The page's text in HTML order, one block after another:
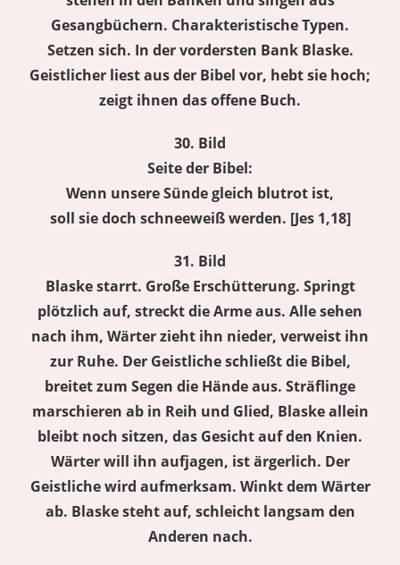
Gesangbüchern. Charakteristische Typen.
Setzen sich. In der vordersten Bank Blaske.
Geistlicher liest aus der Bibel vor, hebt sie hoch;
zeigt ihnen das offene Buch.
30. Bild
Seite der Bibel:
Wenn unsere Sünde gleich blutrot ist,
soll sie doch schneeweiß werden. [Jes 1,18]
31. Bild
Blaske starrt. Große Erschütterung. Springt
plötzlich auf, streckt die Arme aus. Alle sehen
nach ihm, Wärter zieht ihn nieder, verweist ihn
zur Ruhe. Der Geistliche schließt die Bibel,
breitet zum Segen die Hände aus. Sträflinge
marschieren ab in Reih und Glied, Blaske allein
bleibt noch sitzen, das Gesicht auf den Knien.
Wärter will ihn aufjagen, ist ärgerlich. Der
Geistliche wird aufmerksam. Winkt dem Wärter
ab. Blaske steht auf, schleicht langsam den
Anderen nach.